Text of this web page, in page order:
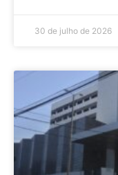
30 de julho de 2026